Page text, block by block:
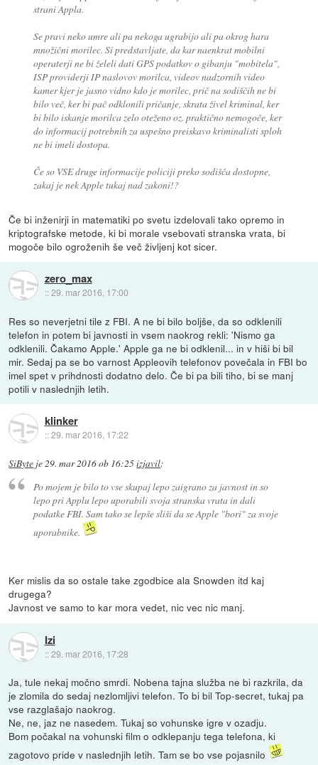
strani Appla.
Se pravi neko umre ali pa nekoga ugrabijo ali pa okrog hara
množični morilec. Si predstavljate, da kar naenkrat mobilni
operaterji ne bi želeli dati GPS podatkov o gibanju "mobitela",
ISP providerji IP naslovov morilca, videov nadzornih video
kamer kjer je jasno vidno kdo je morilec, prič na sodiščih ne bi
bilo več, ker bi pač odklonili pričanje, skrata živel kriminal, ker
bi bilo iskanje morilca zelo oteženo oz. praktično nemogoče, ker
do informacij potrebnih za uspešno preiskavo kriminalisti sploh
ne bi imeli dostopa.
Če so VSE druge informacije policiji preko sodišča dostopne,
zakaj je nek Apple tukaj nad zakoni!?
Če bi inženirji in matematiki po svetu izdelovali tako opremo in
kriptografske metode, ki bi morale vsebovati stranska vrata, bi
mogoče bilo ogroženih še več življenj kot sicer.
zero_max
::29. mar 2016, 17:00
Res so neverjetni tile z FBI. A ne bi bilo boljše, da so odklenili
telefon in potem bi javnosti in vsem naokrog rekli: 'Nismo ga
odklenili. Čakamo Apple.' Apple ga ne bi odklenil... in v hiši bi bil
mir. Sedaj pa se bo varnost Appleovih telefonov povečala in FBI bo
imel spet v prihdnosti dodatno delo. Če bi pa bili tiho, bi se manj
potili v naslednjih letih.
klinker
::29. mar 2016, 17:22
SiByte je29. mar 2016 ob 16:25izjavil:
Po mojem je bilo to vse skupaj lepo zaigrano za javnost in so
lepo pri Applu lepo uporabili svoja stranska vrata in dali
podatke FBI. Sam tako se lepše sliši da se Apple "bori" za svoje
uporabnike.
Ker mislis da so ostale take zgodbice ala Snowden itd kaj
drugega?
Javnost ve samo to kar mora vedet, nic vec nic manj.
Izi
::29. mar 2016, 17:28
Ja, tule nekaj močno smrdi. Nobena tajna služba ne bi razkrila, da
je zlomila do sedaj nezlomljivi telefon. To bi bil Top-secret, tukaj pa
vse razglašajo naokrog.
Ne, ne, jaz ne nasedem. Tukaj so vohunske igre v ozadju.
Bom počakal na vohunski film o odklepanju tega telefona, ki
zagotovo pride v naslednjih letih. Tam se bo vse pojasnilo